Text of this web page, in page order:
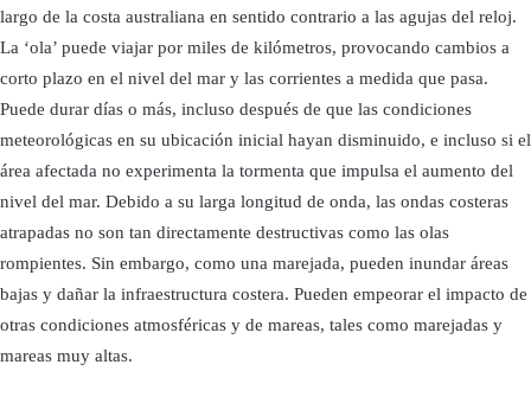
largo de la costa australiana en sentido contrario a las agujas del reloj.
La ‘ola’ puede viajar por miles de kilómetros, provocando cambios a
corto plazo en el nivel del mar y las corrientes a medida que pasa.
Puede durar días o más, incluso después de que las condiciones
meteorológicas en su ubicación inicial hayan disminuido, e incluso si el
área afectada no experimenta la tormenta que impulsa el aumento del
nivel del mar. Debido a su larga longitud de onda, las ondas costeras
atrapadas no son tan directamente destructivas como las olas
rompientes. Sin embargo, como una marejada, pueden inundar áreas
bajas y dañar la infraestructura costera. Pueden empeorar el impacto de
otras condiciones atmosféricas y de mareas, tales como marejadas y
mareas muy altas.